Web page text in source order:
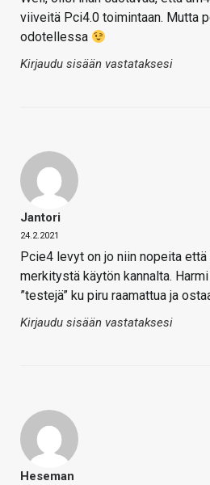
viiveitä Pci4.0 toimintaan. Mutta
odotellessa
Kirjaudu sisään vastataksesi
Jantori
24.2.2021
Pcie4 levyt on jo niin nopeita
merkitystä käytön kannalta.
”testejä” ku piru raamattua ja
Kirjaudu sisään vastataksesi
Heseman